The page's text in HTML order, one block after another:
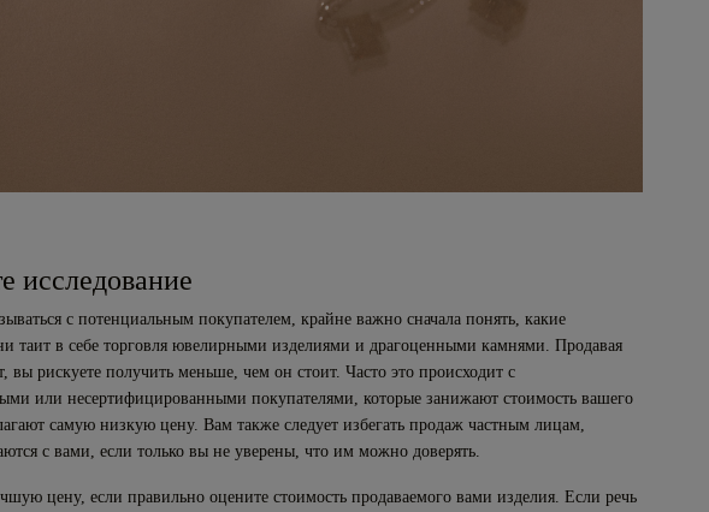
исследование
с потенциальным покупателем, крайне важно сначала понять, какие
таит в себе торговля ювелирными изделиями и драгоценными камнями. Продавая
вы рискуете получить меньше, чем он стоит. Часто это происходит с
или несертифицированными покупателями, которые занижают стоимость вашего
самую низкую цену. Вам также следует избегать продаж частным лицам,
с вами, если только вы не уверены, что им можно доверять.
цену, если правильно оцените стоимость продаваемого вами изделия. Если речь